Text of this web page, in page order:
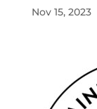
Nov 15, 2023